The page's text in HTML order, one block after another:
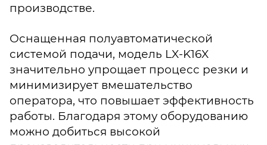
производстве.
Оснащенная полуавтоматической
системой подачи, модель LX-K16X
значительно упрощает процесс резки и
минимизирует вмешательство
оператора, что повышает эффективность
работы. Благодаря этому оборудованию
можно добиться высокой